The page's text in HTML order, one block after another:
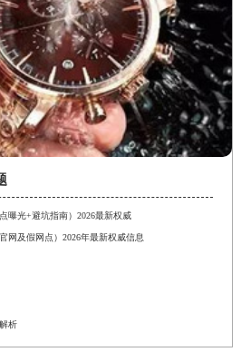
曝光+避坑指南）2026最新权威
网及假网点）2026年最新权威信息
析